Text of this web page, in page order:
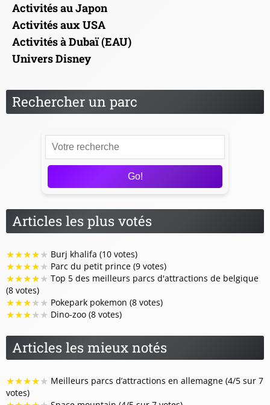
Activités au Japon
Activités aux USA
Activités à Dubaï (EAU)
Univers Disney
Rechercher un parc
Go!
Articles les plus votés
★★★★★ Burj khalifa (10 votes)
★★★★★ Parc du petit prince (9 votes)
★★★★★ Top 5 des meilleurs parcs d'attractions de belgique
(8 votes)
★★★★★ Pokepark pokemon (8 votes)
★★★★★ Dino-zoo (8 votes)
Articles les mieux notés
★★★★★ Meilleurs parcs d’attractions en allemagne (4/5 sur 7
votes)